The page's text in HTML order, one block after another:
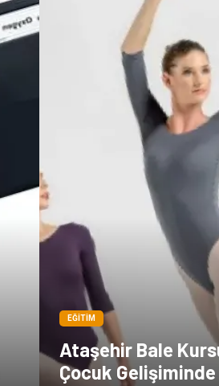
EĞITIM
Ataşehir Bale
Çocuk Gelişiminde